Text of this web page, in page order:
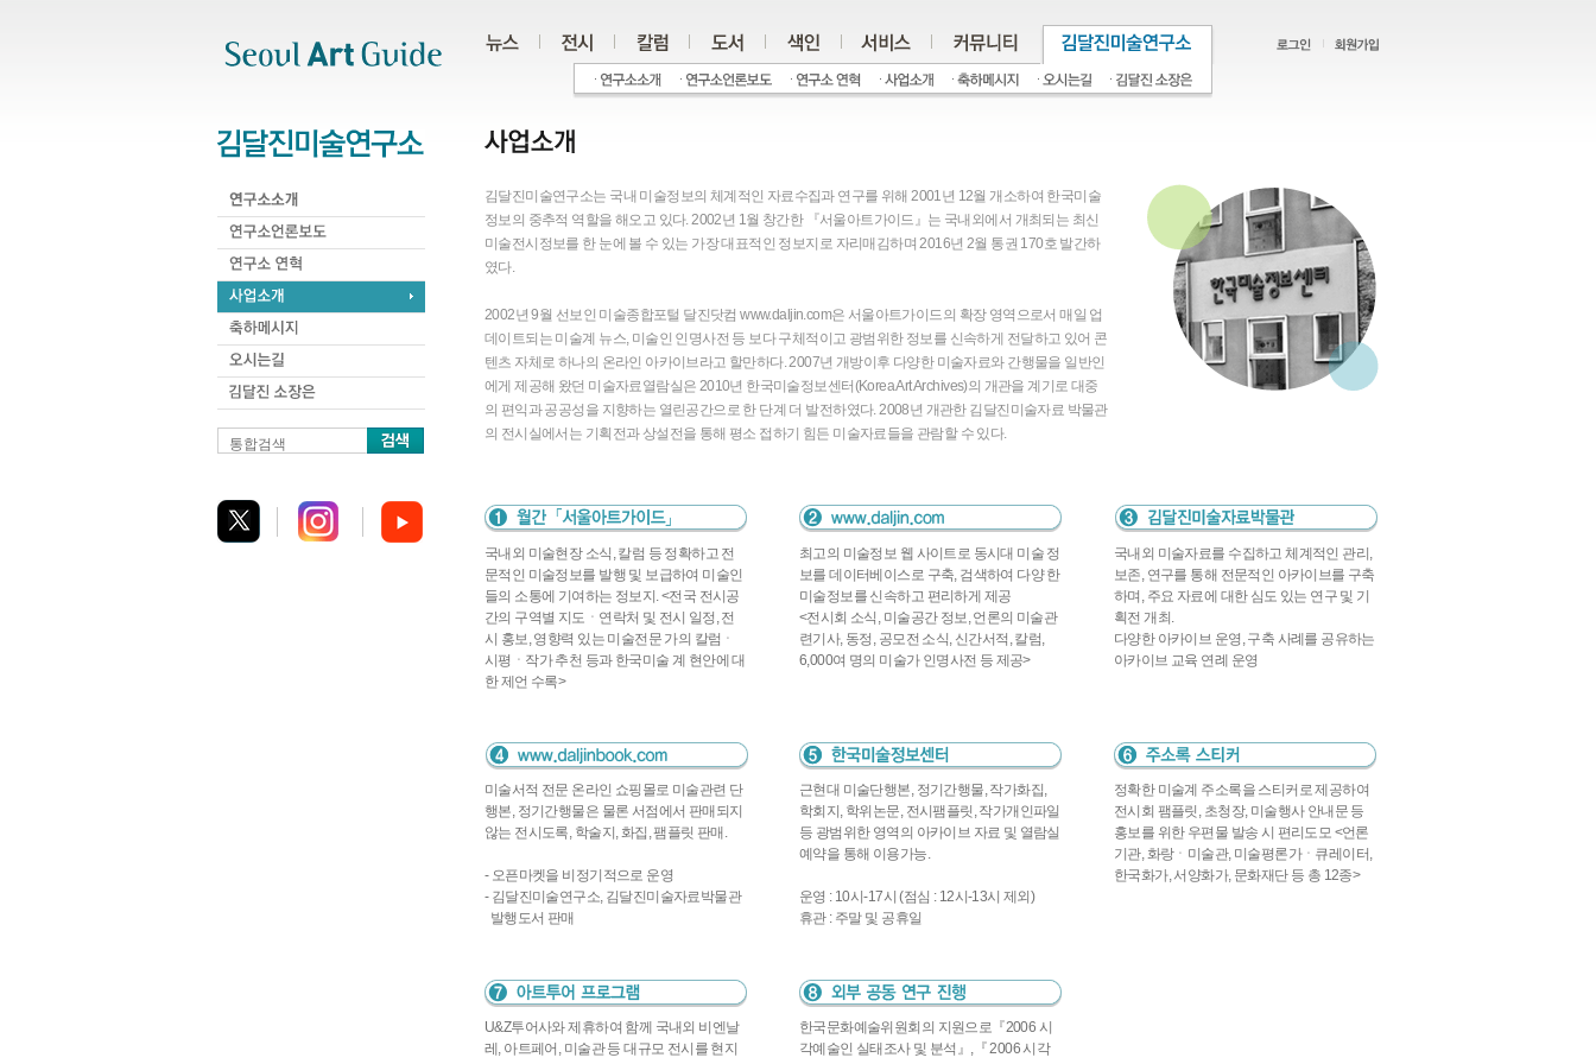
통합검색
김달진미술연구소는 국내 미술정보의 체계적인 자료수집과 연구를 위해 2001년 12월 개소하여 한국미술
정보의 중추적 역할을 해오고 있다. 2002년 1월 창간한 『서울아트가이드』는 국내외에서 개최되는 최신
미술전시정보를 한 눈에 볼 수 있는 가장 대표적인 정보지로 자리매김하며 2016년 2월 통권 170호 발간하
였다.
2002년 9월 선보인 미술종합포털 달진닷컴 www.daljin.com은 서울아트가이드의 확장 영역으로서 매일 업
데이트되는 미술계 뉴스, 미술인 인명사전 등 보다 구체적이고 광범위한 정보를 신속하게 전달하고 있어 콘
텐츠 자체로 하나의 온라인 아카이브라고 할만하다. 2007년 개방이후 다양한 미술자료와 간행물을 일반인
에게 제공해 왔던 미술자료열람실은 2010년 한국미술정보센터(Korea Art Archives)의 개관을 계기로 대중
의 편익과 공공성을 지향하는 열린공간으로 한 단계 더 발전하였다. 2008년 개관한 김달진미술자료 박물관
의 전시실에서는 기획전과 상설전을 통해 평소 접하기 힘든 미술자료들을 관람할 수 있다.
국내외 미술현장 소식, 칼럼 등 정확하고 전
문적인 미술정보를 발행 및 보급하여 미술인
들의 소통에 기여하는 정보지. <전국 전시공
간의 구역별 지도ㆍ연락처 및 전시 일정, 전
시 홍보, 영향력 있는 미술전문 가의 칼럼ㆍ
시평ㆍ작가 추천 등과 한국미술 계 현안에 대
한 제언 수록>
최고의 미술정보 웹 사이트로 동시대 미술 정
보를 데이터베이스로 구축, 검색하여 다양 한
미술정보를 신속하고 편리하게 제공
<전시회 소식, 미술공간 정보, 언론의 미술관
련기사, 동정, 공모전 소식, 신간서적, 칼럼,
6,000여 명의 미술가 인명사전 등 제공>
국내외 미술자료를 수집하고 체계적인 관리,
보존, 연구를 통해 전문적인 아카이브를 구축
하며, 주요 자료에 대한 심도 있는 연구 및 기
획전 개최.
다양한 아카이브 운영, 구축 사례를 공유하는
아카이브 교육 연례 운영
미술서적 전문 온라인 쇼핑몰로 미술관련 단
행본, 정기간행물은 물론 서점에서 판매되지
않는 전시도록, 학술지, 화집, 팸플릿 판매.
- 오픈마켓을 비정기적으로 운영
- 김달진미술연구소, 김달진미술자료박물관
발행도서 판매
근현대 미술단행본, 정기간행물, 작가화집,
학회지, 학위논문, 전시팸플릿, 작가개인파일
등 광범위한 영역의 아카이브 자료 및 열람실
예약을 통해 이용가능.
운영 : 10시-17시 (점심 : 12시-13시 제외)
휴관 : 주말 및 공휴일
정확한 미술계 주소록을 스티커로 제공하여
전시회 팸플릿, 초청장, 미술행사 안내문 등
홍보를 위한 우편물 발송 시 편리도모 <언론
기관, 화랑ㆍ미술관, 미술평론가ㆍ큐레이터,
한국화가, 서양화가, 문화재단 등 총 12종>
U&Z투어사와 제휴하여 함께 국내외 비엔날
레, 아트페어, 미술관 등 대규모 전시를 현지
한국문화예술위원회의 지원으로『2006 시
각예술인 실태조사 및 분석』,『 2006 시각